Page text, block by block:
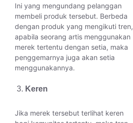
Ini yang mengundang pelanggan
membeli produk tersebut. Berbeda
dengan produk yang mengikuti tren,
apabila seorang artis menggunakan
merek tertentu dengan setia, maka
penggemarnya juga akan setia
menggunakannya.
Keren
Jika merek tersebut terlihat keren